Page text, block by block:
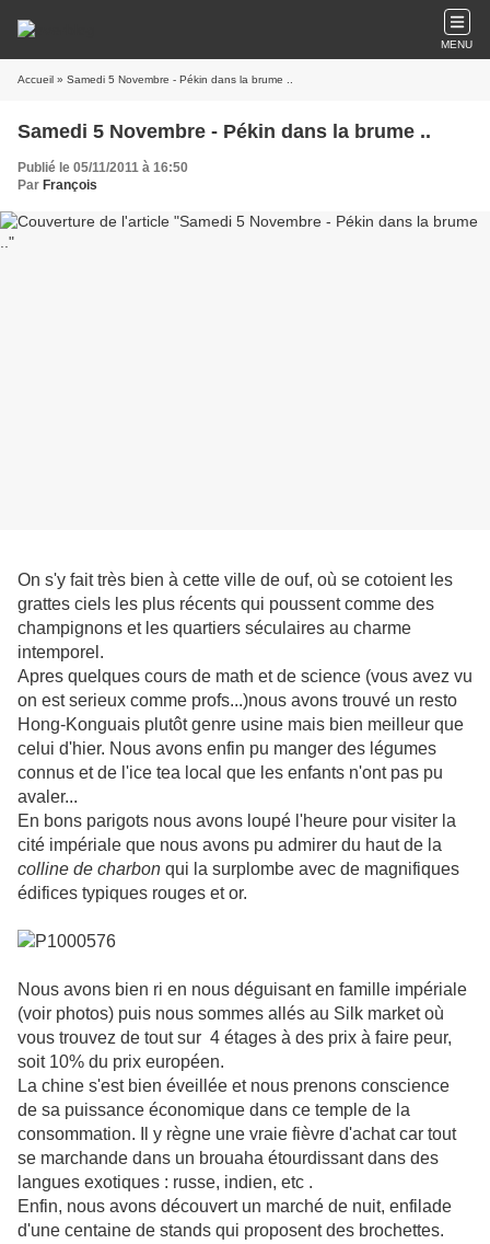
MENU
Accueil » Samedi 5 Novembre - Pékin dans la brume ..
Samedi 5 Novembre - Pékin dans la brume ..
Publié le 05/11/2011 à 16:50
Par François
On s'y fait très bien à cette ville de ouf, où se cotoient les
grattes ciels les plus récents qui poussent comme des
champignons et les quartiers séculaires au charme
intemporel.
Apres quelques cours de math et de science (vous avez vu
on est serieux comme profs...)nous avons trouvé un resto
Hong-Konguais plutôt genre usine mais bien meilleur que
celui d'hier. Nous avons enfin pu manger des légumes
connus et de l'ice tea local que les enfants n'ont pas pu
avaler...
En bons parigots nous avons loupé l'heure pour visiter la
cité impériale que nous avons pu admirer du haut de la
colline de charbon qui la surplombe avec de magnifiques
édifices typiques rouges et or.
Nous avons bien ri en nous déguisant en famille impériale
(voir photos) puis nous sommes allés au Silk market où
vous trouvez de tout sur 4 étages à des prix à faire peur,
soit 10% du prix européen.
La chine s'est bien éveillée et nous prenons conscience
de sa puissance économique dans ce temple de la
consommation. Il y règne une vraie fièvre d'achat car tout
se marchande dans un brouaha étourdissant dans des
langues exotiques : russe, indien, etc .
Enfin, nous avons découvert un marché de nuit, enfilade
d'une centaine de stands qui proposent des brochettes.